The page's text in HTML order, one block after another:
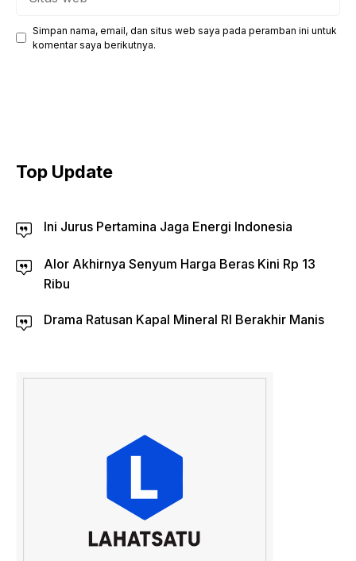
Simpan nama, email, dan situs web saya pada peramban ini untuk
komentar saya berikutnya.
Top Update
Ini Jurus Pertamina Jaga Energi Indonesia
Alor Akhirnya Senyum Harga Beras Kini Rp 13
Ribu
Drama Ratusan Kapal Mineral RI Berakhir Manis